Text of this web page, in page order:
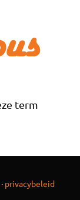
term
· privacybeleid